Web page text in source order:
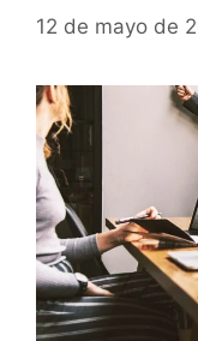
12 de mayo de